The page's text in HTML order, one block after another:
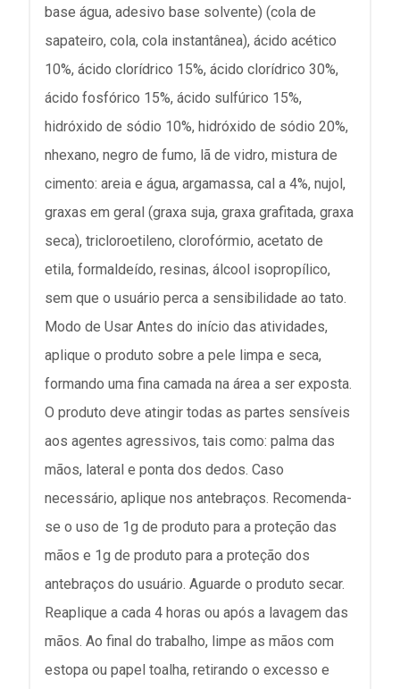
base água, adesivo base solvente) (cola de
sapateiro, cola, cola instantânea), ácido acético
10%, ácido clorídrico 15%, ácido clorídrico 30%,
ácido fosfórico 15%, ácido sulfúrico 15%,
hidróxido de sódio 10%, hidróxido de sódio 20%,
nhexano, negro de fumo, lã de vidro, mistura de
cimento: areia e água, argamassa, cal a 4%, nujol,
graxas em geral (graxa suja, graxa grafitada, graxa
seca), tricloroetileno, clorofórmio, acetato de
etila, formaldeído, resinas, álcool isopropílico,
sem que o usuário perca a sensibilidade ao tato.
Modo de Usar Antes do início das atividades,
aplique o produto sobre a pele limpa e seca,
formando uma fina camada na área a ser exposta.
O produto deve atingir todas as partes sensíveis
aos agentes agressivos, tais como: palma das
mãos, lateral e ponta dos dedos. Caso
necessário, aplique nos antebraços. Recomenda-
se o uso de 1g de produto para a proteção das
mãos e 1g de produto para a proteção dos
antebraços do usuário. Aguarde o produto secar.
Reaplique a cada 4 horas ou após a lavagem das
mãos. Ao final do trabalho, limpe as mãos com
estopa ou papel toalha, retirando o excesso e